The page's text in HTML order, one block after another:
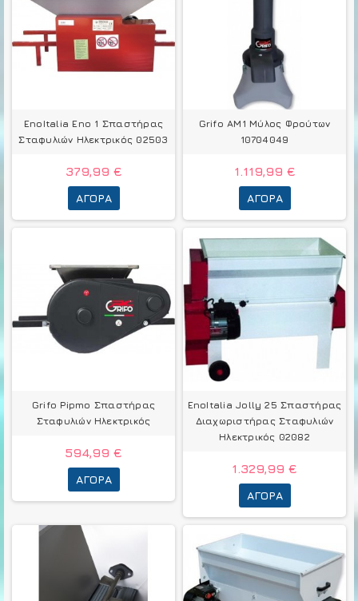
EnoItalia Eno 1 Σπαστήρας
Σταφυλιών Ηλεκτρικός 02503
379,99 €
ΑΓΟΡΆ
Grifo AM1 Μύλος Φρούτων
10704049
1.119,99 €
ΑΓΟΡΆ
Grifo Pipmo Σπαστήρας
Σταφυλιών Ηλεκτρικός
594,99 €
ΑΓΟΡΆ
EnoItalia Jolly 25 Σπαστήρας
Διαχωριστήρας Σταφυλιών
Ηλεκτρικός 02082
1.329,99 €
ΑΓΟΡΆ